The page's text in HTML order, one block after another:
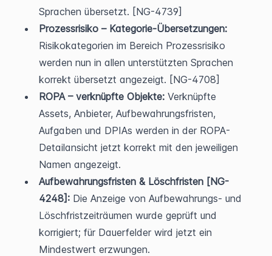
Sprachen übersetzt. [NG-4739]
Prozessrisiko – Kategorie-Übersetzungen:
Risikokategorien im Bereich Prozessrisiko
werden nun in allen unterstützten Sprachen
korrekt übersetzt angezeigt. [NG-4708]
ROPA – verknüpfte Objekte: Verknüpfte
Assets, Anbieter, Aufbewahrungsfristen,
Aufgaben und DPIAs werden in der ROPA-
Detailansicht jetzt korrekt mit den jeweiligen
Namen angezeigt.
Aufbewahrungsfristen & Löschfristen [NG-
4248]: Die Anzeige von Aufbewahrungs- und
Löschfristzeiträumen wurde geprüft und
korrigiert; für Dauerfelder wird jetzt ein
Mindestwert erzwungen.